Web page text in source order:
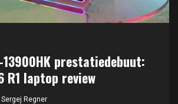
prestatiedebuut:
R1 laptop review
Sergej Regner